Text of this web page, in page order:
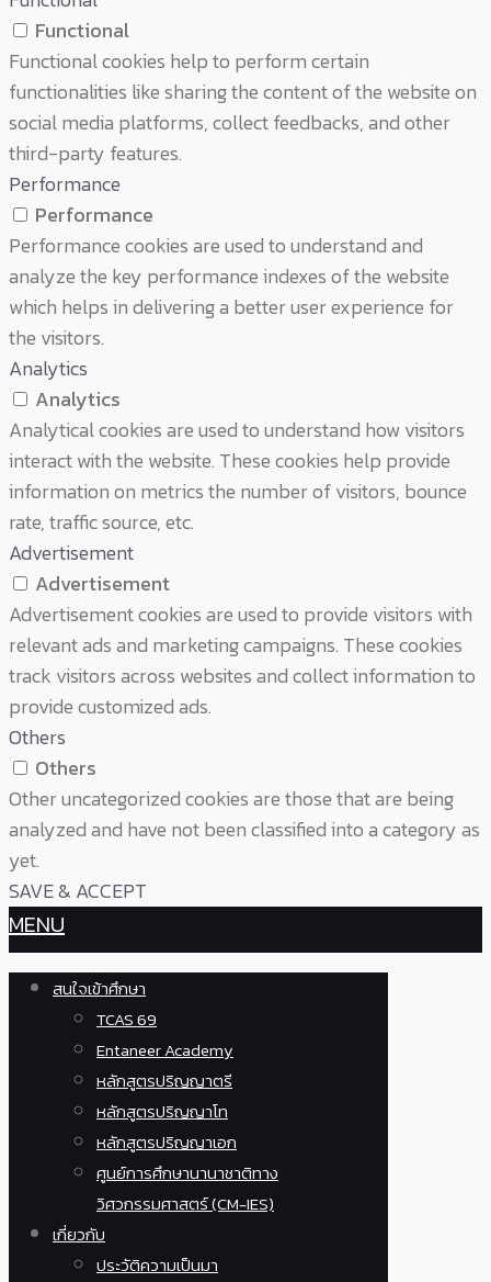
Functional
Functional cookies help to perform certain
functionalities like sharing the content of the website on
social media platforms, collect feedbacks, and other
third-party features.
Performance
Performance
Performance cookies are used to understand and
analyze the key performance indexes of the website
which helps in delivering a better user experience for
the visitors.
Analytics
Analytics
Analytical cookies are used to understand how visitors
interact with the website. These cookies help provide
information on metrics the number of visitors, bounce
rate, traffic source, etc.
Advertisement
Advertisement
Advertisement cookies are used to provide visitors with
relevant ads and marketing campaigns. These cookies
track visitors across websites and collect information to
provide customized ads.
Others
Others
Other uncategorized cookies are those that are being
analyzed and have not been classified into a category as
yet.
SAVE & ACCEPT
MENU
สนใจเข้าศึกษา
TCAS 69
Entaneer Academy
หลักสูตรปริญญาตรี
หลักสูตรปริญญาโท
หลักสูตรปริญญาเอก
ศูนย์การศึกษานานาชาติทาง
วิศวกรรมศาสตร์ (CM-IES)
เกี่ยวกับ
ประวัติความเป็นมา